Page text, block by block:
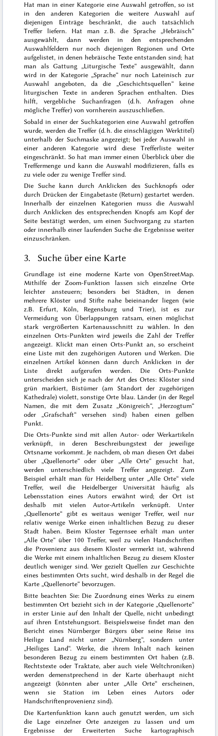
Hat man in einer Kategorie eine Auswahl getroffen, so ist
in den anderen Kategorien die weitere Auswahl auf
diejenigen Einträge beschränkt, die auch tatsächlich
Treffer liefern. Hat man z. B. die Sprache „Hebräisch“
ausgewählt, dann werden in den entsprechenden
Auswahlfeldern nur noch diejenigen Regionen und Orte
aufgelistet, in denen hebräische Texte entstanden sind; hat
man als Gattung „Liturgische Texte“ ausgewählt, dann
wird in der Kategorie „Sprache“ nur noch Lateinisch zur
Auswahl angeboten, da die „Geschichtsquellen“ keine
liturgischen Texte in anderen Sprachen enthalten. Dies
hilft, vergebliche Suchanfragen (d. h. Anfragen ohne
mögliche Treffer) von vornherein auszuschließen.
Sobald in einer der Suchkategorien eine Auswahl getroffen
wurde, werden die Treffer (d. h. die einschlägigen Werktitel)
unterhalb der Suchmaske angezeigt; bei jeder Auswahl in
einer anderen Kategorie wird diese Trefferliste weiter
eingeschränkt. So hat man immer einen Überblick über die
Treffermenge und kann die Auswahl modifizieren, falls es
zu viele oder zu wenige Treffer sind.
Die Suche kann durch Anklicken des Suchknopfs oder
durch Drücken der Eingabetaste (Return) gestartet werden.
Innerhalb der einzelnen Kategorien muss die Auswahl
durch Anklicken des entsprechenden Knopfs am Kopf der
Seite bestätigt werden, um einen Suchvorgang zu starten
oder innerhalb einer laufenden Suche die Ergebnisse weiter
einzuschränken.
3. Suche über eine Karte
Grundlage ist eine moderne Karte von OpenStreetMap.
Mithilfe der Zoom-Funktion lassen sich einzelne Orte
leichter ansteuern; besonders bei Städten, in denen
mehrere Klöster und Stifte nahe beieinander liegen (wie
z.B. Erfurt, Köln, Regensburg und Trier), ist es zur
Vermeidung von Überlappungen ratsam, einen möglichst
stark vergrößerten Kartenausschnitt zu wählen. In den
einzelnen Orts-Punkten wird jeweils die Zahl der Treffer
angezeigt. Klickt man einen Orts-Punkt an, so erscheint
eine Liste mit den zugehörigen Autoren und Werken. Die
einzelnen Artikel können dann durch Anklicken in der
Liste direkt aufgerufen werden. Die Orts-Punkte
unterscheiden sich je nach der Art des Ortes: Klöster sind
grün markiert, Bistümer (am Standort der zugehörigen
Kathedrale) violett, sonstige Orte blau. Länder (in der Regel
Namen, die mit dem Zusatz „Königreich“, „Herzogtum“
oder „Grafschaft“ versehen sind) haben einen gelben
Punkt.
Die Orts-Punkte sind mit allen Autor- oder Werkartikeln
verknüpft, in deren Beschreibungstext der jeweilige
Ortsname vorkommt. Je nachdem, ob man diesen Ort dabei
über „Quellenorte“ oder über „Alle Orte“ gesucht hat,
werden unterschiedlich viele Treffer angezeigt. Zum
Beispiel erhält man für Heidelberg unter „Alle Orte“ viele
Treffer, weil die Heidelberger Universität häufig als
Lebensstation eines Autors erwähnt wird; der Ort ist
deshalb mit vielen Autor-Artikeln verknüpft. Unter
„Quellenorte“ gibt es weitaus weniger Treffer, weil nur
relativ wenige Werke einen inhaltlichen Bezug zu dieser
Stadt haben. Beim Kloster Tegernsee erhält man unter
„Alle Orte“ über 100 Treffer, weil zu vielen Handschriften
die Provenienz aus diesem Kloster vermerkt ist, während
die Werke mit einem inhaltlichen Bezug zu diesem Kloster
deutlich weniger sind. Wer gezielt Quellen zur Geschichte
eines bestimmten Orts sucht, wird deshalb in der Regel die
Karte „Quellenorte“ bevorzugen.
Bitte beachten Sie: Die Zuordnung eines Werks zu einem
bestimmten Ort bezieht sich in der Kategorie „Quellenorte“
in erster Linie auf den Inhalt der Quelle, nicht unbedingt
auf ihren Entstehungsort. Beispielsweise findet man den
Bericht eines Nürnberger Bürgers über seine Reise ins
Heilige Land nicht unter „Nürnberg“, sondern unter
„Heiliges Land“. Werke, die ihrem Inhalt nach keinen
besonderen Bezug zu einem bestimmten Ort haben (z.B.
Rechtstexte oder Traktate, aber auch viele Weltchroniken)
werden demenstprechend in der Karte überhaupt nicht
angezeigt (könnten aber unter „Alle Orte“ erscheinen,
wenn sie Station im Leben eines Autors oder
Handschriftenprovenienz sind).
Die Kartenfunktion kann auch genutzt werden, um sich
die Lage einzelner Orte anzeigen zu lassen und um
Ergebnisse der Erweiterten Suche kartographisch